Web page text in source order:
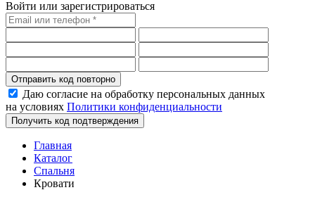
Войти или зарегистрироваться
Отправить код повторно
Даю согласие на обработку персональных данных
на условиях Политики конфиденциальности
Получить код подтверждения
Главная
Каталог
Спальня
Кровати